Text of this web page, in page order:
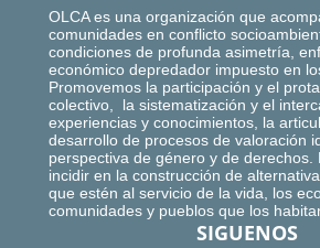
OLCA es una organización que
comunidades en conflicto
condiciones de profunda asimetría,
económico depredador impuesto en
Promovemos la participación y el
colectivo, la sistematización y el
experiencias y conocimientos, la
desarrollo de procesos de valoración
perspectiva de género y de derechos.
incidir en la construcción de
que estén al servicio de la vida, los
comunidades y pueblos que los
SIGUENOS